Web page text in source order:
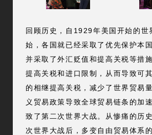
回顾历史，自1929年美国开始的世
始，各国就已经采取了优先保护本
并采取了外汇贬值和提高关税等措
提高关税和进口限制，从而导致可
的相继提高关税，减少了世界贸易
义贸易政策导致全球贸易链条的加
致了第二次世界大战。从惨痛的历
次世界大战后，多变自由贸易体系